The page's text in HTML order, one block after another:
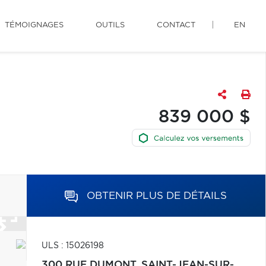
TÉMOIGNAGES OUTILS CONTACT EN
839 000 $
OBTENIR PLUS DE DÉTAILS
ULS : 15026198